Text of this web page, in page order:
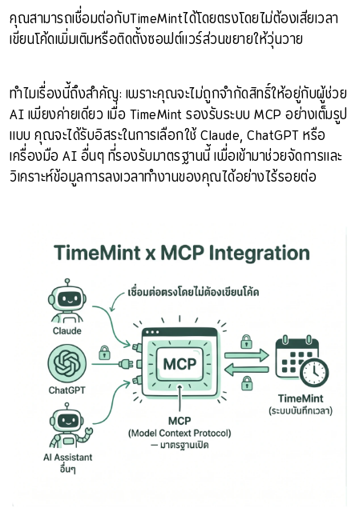
คุณสามารถเชื่อมต่อกับTimeMintได้โดยตรงโดยไม่ต้องเสียเวลา
เขียนโค้ดเพิ่มเติมหรือติดตั้งซอฟต์แวร์ส่วนขยายให้วุ่นวาย
ทำไมเรื่องนี้ถึงสำคัญ: เพราะคุณจะไม่ถูกจำกัดสิทธิ์ให้อยู่กับผู้ช่วย
AI เพียงค่ายเดียว เมื่อ TimeMint รองรับระบบ MCP อย่างเต็มรูป
แบบ คุณจะได้รับอิสระในการเลือกใช้ Claude, ChatGPT หรือ
เครื่องมือ AI อื่นๆ ที่รองรับมาตรฐานนี้ เพื่อเข้ามาช่วยจัดการและ
วิเคราะห์ข้อมูลการลงเวลาทำงานของคุณได้อย่างไร้รอยต่อ